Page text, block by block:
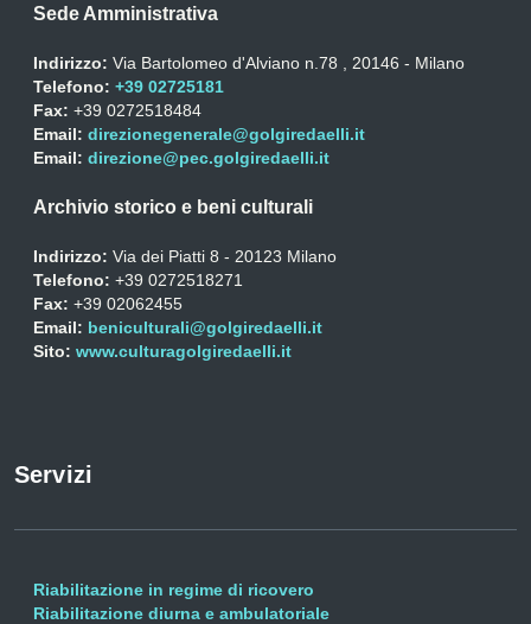
Sede Amministrativa
Indirizzo: Via Bartolomeo d'Alviano n.78 , 20146 - Milano
Telefono: +39 02725181
Fax: +39 0272518484
Email: direzionegenerale@golgiredaelli.it
Email: direzione@pec.golgiredaelli.it
Archivio storico e beni culturali
Indirizzo: Via dei Piatti 8 - 20123 Milano
Telefono: +39 0272518271
Fax: +39 02062455
Email: beniculturali@golgiredaelli.it
Sito: www.culturagolgiredaelli.it
Servizi
Riabilitazione in regime di ricovero
Riabilitazione diurna e ambulatoriale